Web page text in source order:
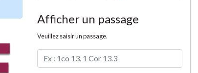
Afficher un passage
Veuillez saisir un passage.